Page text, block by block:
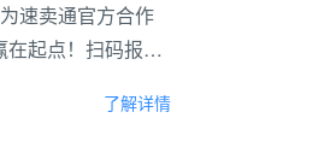
速卖通官方合作
起点！扫码报名
了解详情